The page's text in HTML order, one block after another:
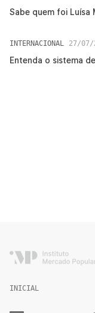
Sabe quem foi Luísa
INTERNACIONAL 27/07/
Entenda o sistema
INICIAL